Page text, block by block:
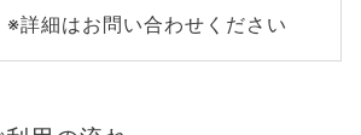
※詳細はお問い合わせください